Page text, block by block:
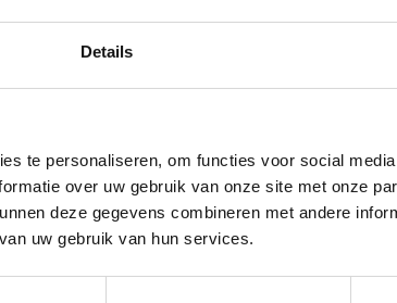
Details
te personaliseren, om functies voor social
over uw gebruik van onze site met onze
deze gegevens combineren met andere
uw gebruik van hun services.
de redactie, geef
Inloggen